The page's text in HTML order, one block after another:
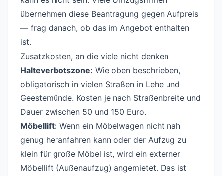
übernehmen diese Beantragung gegen Aufpreis
— frag danach, ob das im Angebot enthalten
ist.
Zusatzkosten, an die viele nicht denken
Halteverbotszone: Wie oben beschrieben,
obligatorisch in vielen Straßen in Lehe und
Geestemünde. Kosten je nach Straßenbreite und
Dauer zwischen 50 und 150 Euro.
Möbellift: Wenn ein Möbelwagen nicht nah
genug heranfahren kann oder der Aufzug zu
klein für große Möbel ist, wird ein externer
Möbellift (Außenaufzug) angemietet. Das ist